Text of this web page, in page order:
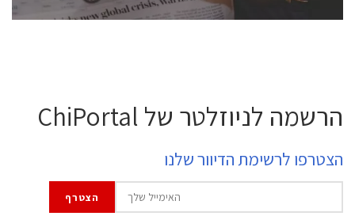
הרשמה לניוזלטר של ChiPortal
הצטרפו לרשימת הדיוור שלנו